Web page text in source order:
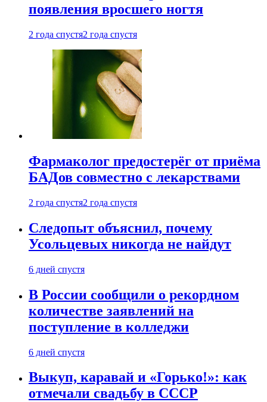
появления вросшего ногтя
2 года спустя2 года спустя
Фармаколог предостерёг от приёма
БАДов совместно с лекарствами
2 года спустя2 года спустя
Следопыт объяснил, почему
Усольцевых никогда не найдут
6 дней спустя
В России сообщили о рекордном
количестве заявлений на
поступление в колледжи
6 дней спустя
Выкуп, каравай и «Горько!»: как
отмечали свадьбу в СССР